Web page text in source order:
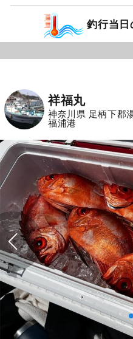
釣行当日
祥福丸
神奈川県 足柄下郡
福浦港